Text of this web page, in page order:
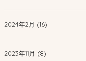
2024年2月 (16)
2023年11月 (8)